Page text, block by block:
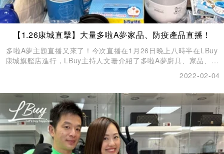
【1.26康城直擊】大量多啦A夢家品、防疫產品直播！
多啦A夢主題直播又來了！今次直播在1月26日晚上八時半在LBuy
康城旗艦店進行，​LBuy主持人文珊介紹了多啦A夢廚具、家品、餐
2022-02-04